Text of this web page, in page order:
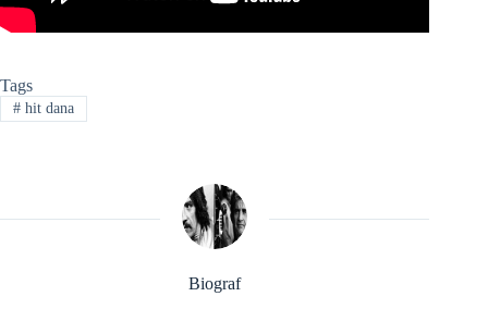
Tags
#hit dana
Biograf